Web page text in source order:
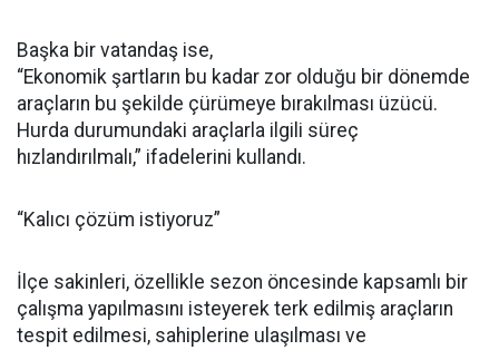
Başka bir vatandaş ise,
“Ekonomik şartların bu kadar zor olduğu bir dönemde
araçların bu şekilde çürümeye bırakılması üzücü.
Hurda durumundaki araçlarla ilgili süreç
hızlandırılmalı,” ifadelerini kullandı.
“Kalıcı çözüm istiyoruz”
İlçe sakinleri, özellikle sezon öncesinde kapsamlı bir
çalışma yapılmasını isteyerek terk edilmiş araçların
tespit edilmesi, sahiplerine ulaşılması ve